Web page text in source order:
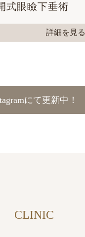
式眼瞼下垂術
詳細を見る
にて更新中！
CLINIC